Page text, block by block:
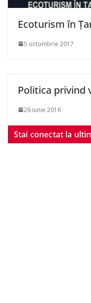
Ecoturism în
5 octombrie 2017
Politica privind
26 iunie 2016
Stai conectat la